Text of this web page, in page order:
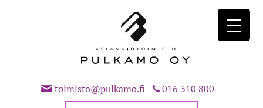
toimisto@pulkamo.fi 016 310 800